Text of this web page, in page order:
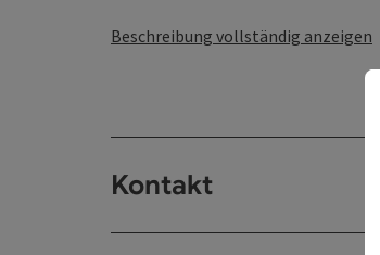
Beschreibung vollständig anzeigen
Kontakt